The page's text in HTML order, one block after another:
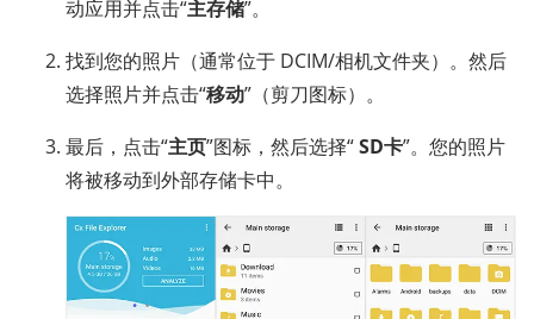
动应用并点击“主存储”。
找到您的照片（通常位于 DCIM/相机文件夹）。然后
选择照片并点击“移动”（剪刀图标）。
最后，点击“主页”图标，然后选择“SD卡”。您的照片
将被移动到外部存储卡中。